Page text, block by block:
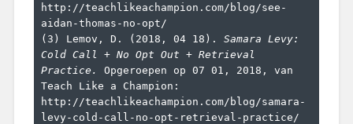
http://teachlikeachampion.com/blog/see-
aidan-thomas-no-opt/
(3) Lemov, D. (2018, 04 18). Samara Levy:
Cold Call + No Opt Out + Retrieval
Practice.
Opgeroepen op 07 01, 2018, van
Teach Like a Champion:
http://teachlikeachampion.com/blog/samara-
levy-cold-call-no-opt-retrieval-practice/